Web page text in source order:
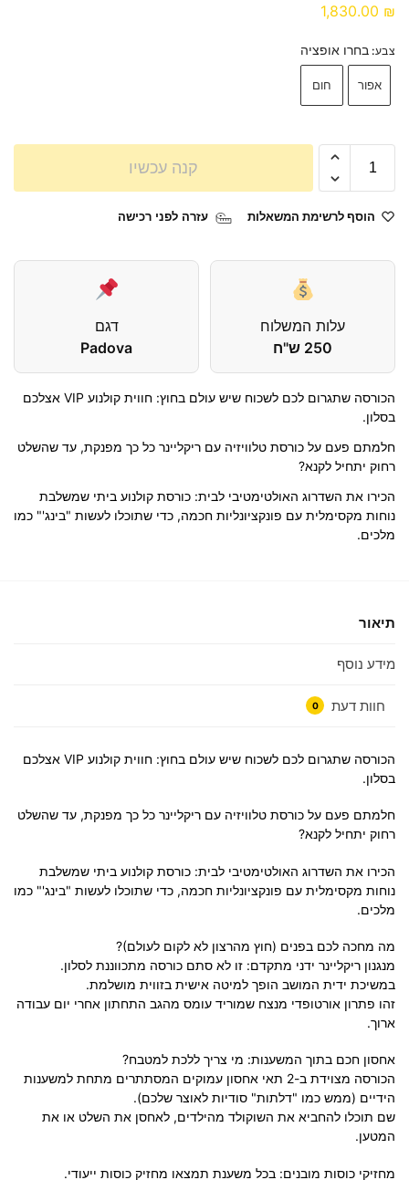
1,830.00 ₪
צבע: בחרו אופציה
אפור חום
קנה עכשיו
הוסף לרשימת המשאלות עזרה לפני רכישה
עלות המשלוח
250 ש"ח
דגם
Padova
הכורסה שתגרום לכם לשכוח שיש עולם בחוץ: חווית קולנוע VIP אצלכם
בסלון.
חלמתם פעם על כורסת טלוויזיה עם ריקליינר כל כך מפנקת, עד שהשלט
רחוק יתחיל לקנא?
הכירו את השדרוג האולטימטיבי לבית: כורסת קולנוע ביתי שמשלבת
נוחות מקסימלית עם פונקציונליות חכמה, כדי שתוכלו לעשות "בינג'" כמו
מלכים.
תיאור
מידע נוסף
חוות דעת 0
הכורסה שתגרום לכם לשכוח שיש עולם בחוץ: חווית קולנוע VIP אצלכם
בסלון.
חלמתם פעם על כורסת טלוויזיה עם ריקליינר כל כך מפנקת, עד שהשלט
רחוק יתחיל לקנא?
הכירו את השדרוג האולטימטיבי לבית: כורסת קולנוע ביתי שמשלבת
נוחות מקסימלית עם פונקציונליות חכמה, כדי שתוכלו לעשות "בינג'" כמו
מלכים.
מה מחכה לכם בפנים (חוץ מהרצון לא לקום לעולם)?
מנגנון ריקליינר ידני מתקדם: זו לא סתם כורסה מתכווננת לסלון.
במשיכת ידית המושב הופך למיטה אישית בזווית מושלמת.
זהו פתרון אורטופדי מנצח שמוריד עומס מהגב התחתון אחרי יום עבודה
ארוך.
אחסון חכם בתוך המשענות: מי צריך ללכת למטבח?
הכורסה מצוידת ב-2 תאי אחסון עמוקים המסתתרים מתחת למשענות
הידיים (ממש כמו "דלתות" סודיות לאוצר שלכם).
שם תוכלו להחביא את השוקולד מהילדים, לאחסן את השלט או את
המטען.
מחזיקי כוסות מובנים: בכל משענת תמצאו מחזיק כוסות ייעודי.